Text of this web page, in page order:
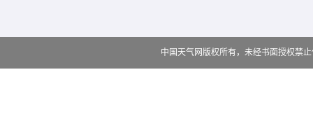
中国天气网版权所有，未经书面授权